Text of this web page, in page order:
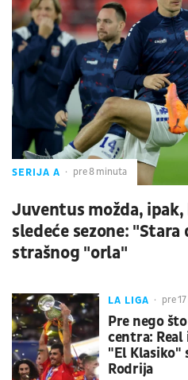
SERIJA A pre 8 minuta
Juventus možda,
sledeće sezone: "Stara
strašnog "orla"
LA LIGA pre
Pre nego
centra:
"El Klasiko"
Rodrija